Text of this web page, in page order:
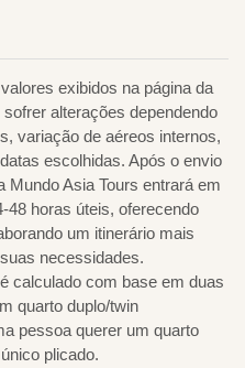
exibidos na página da
alterações dependendo
variação de aéreos internos,
escolhidas. Após o envio
Mundo Asia Tours entrará em
48 horas úteis, oferecendo
um itinerário mais
necessidades.
calculado com base em duas
quarto duplo/twin
pessoa querer um quarto
plicado.